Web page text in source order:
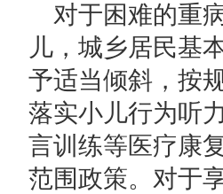
对于困难的重
儿，城乡居民基
予适当倾斜，按
落实小儿行为听
言训练等医疗康
范围政策。对于